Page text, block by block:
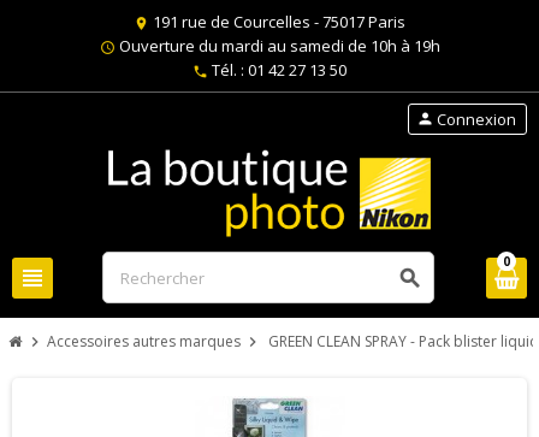
location_on 191 rue de Courcelles - 75017 Paris
schedule Ouverture du mardi au samedi de 10h à 19h
phone Tél. : 01 42 27 13 50
view_headline search
person Connexion
0
chevron_right Accessoires autres marques chevron_right GREEN CLEAN SPRAY - Pack blister